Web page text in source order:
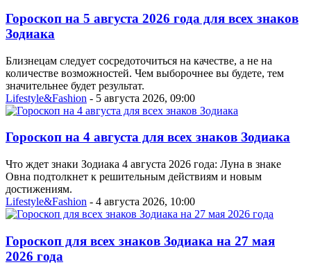
Гороскоп на 5 августа 2026 года для всех знаков
Зодиака
Близнецам следует сосредоточиться на качестве, а не на
количестве возможностей. Чем выборочнее вы будете, тем
значительнее будет результат.
Lifestyle&Fashion - 5 августа 2026, 09:00
Гороскоп на 4 августа для всех знаков Зодиака
Что ждет знаки Зодиака 4 августа 2026 года: Луна в знаке
Овна подтолкнет к решительным действиям и новым
достижениям.
Lifestyle&Fashion - 4 августа 2026, 10:00
Гороскоп для всех знаков Зодиака на 27 мая
2026 года